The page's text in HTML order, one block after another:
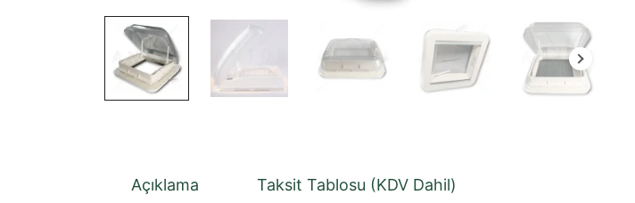
Açıklama Taksit Tablosu (KDV Dahil)